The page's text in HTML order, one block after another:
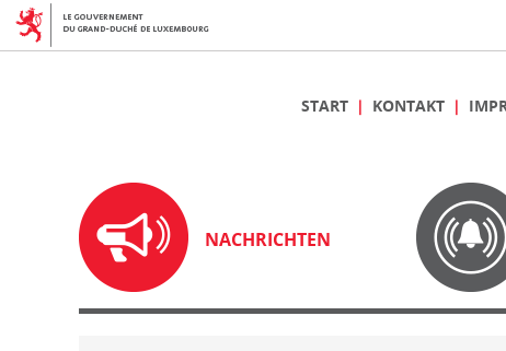
START KONTAKT
NACHRICHTEN